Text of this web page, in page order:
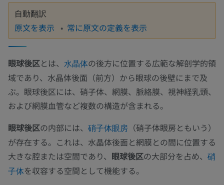
自動翻訳
原文を表示 常に原文の定義を表示
眼球後区とは、 水晶体の後方に位置する広範な解剖学的領
域であり、水晶体後面（前方）から眼球の後壁にまで及
ぶ。眼球後区には、硝子体、網膜、脈絡膜、視神経乳頭、
および網膜血管など複数の構造が含まれる。
眼球後区の内部には、 硝子体眼房 （硝子体眼房ともいう）
が存在する。これは、水晶体後面と網膜との間に位置する
大きな腔または空間であり、 眼球後区の大部分を占め、 硝
子体を収容する空間として機能する。